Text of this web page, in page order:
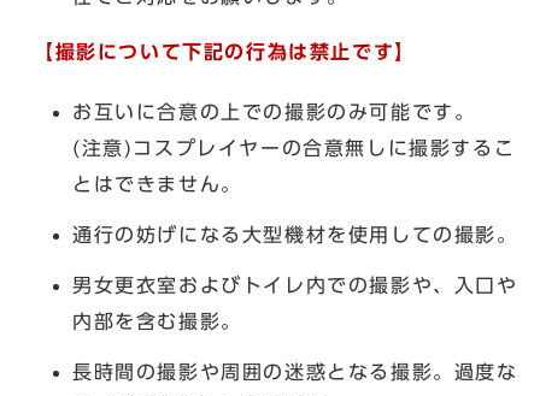
【撮影について下記の行為は禁止です】
お互いに合意の上での撮影のみ可能です。
(注意)コスプレイヤーの合意無しに撮影するこ
とはできません。
通行の妨げになる大型機材を使用しての撮影。
男女更衣室およびトイレ内での撮影や、入口や
内部を含む撮影。
長時間の撮影や周囲の迷惑となる撮影。過度な